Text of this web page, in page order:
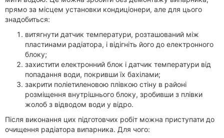
прямо за місцем установки кондиціонери, але для цього
знадобиться:
витягнути датчик температури, розташований між
пластинами радіатора, і відігніть його до електронного
блоку;
захистити електронний блок і датчик температури від
попадання води, покривши їх бахілами;
закрити поліетиленовою плівкою стіну в районі
розміщення внутрішнього блоку, зробивши з плівки
жолоб з відводом води у відро.
Після виконання цих підготовчих робіт можна приступати до
очищення радіатора випарника. Для чого: